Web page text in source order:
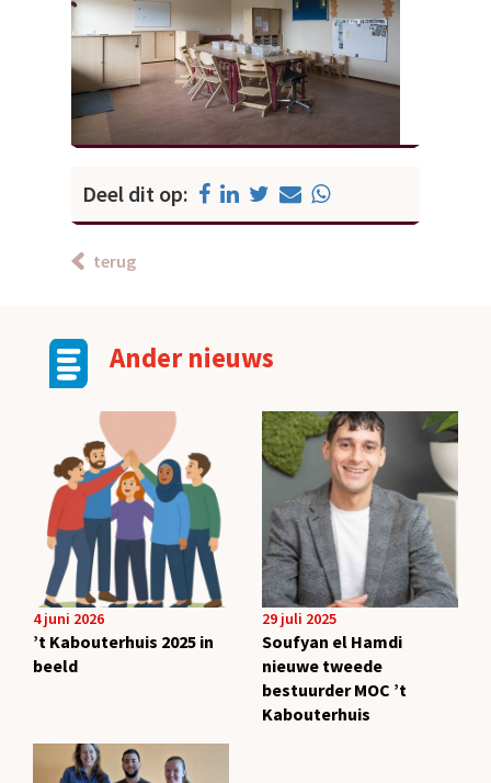
Deel dit op:
terug
Ander nieuws
4 juni 2026
’t Kabouterhuis 2025 in
beeld
29 juli 2025
Soufyan el Hamdi
nieuwe tweede
bestuurder MOC ’t
Kabouterhuis